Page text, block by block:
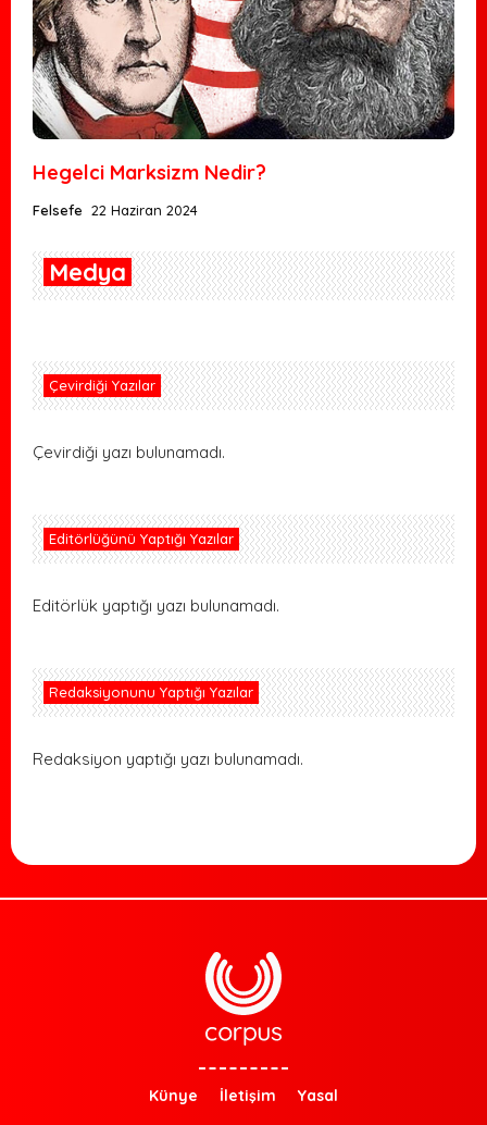
Hegelci Marksizm Nedir?
Felsefe 22 Haziran 2024
Medya
Çevirdiği Yazılar
Çevirdiği yazı bulunamadı.
Editörlüğünü Yaptığı Yazılar
Editörlük yaptığı yazı bulunamadı.
Redaksiyonunu Yaptığı Yazılar
Redaksiyon yaptığı yazı bulunamadı.
Künye İletişim Yasal